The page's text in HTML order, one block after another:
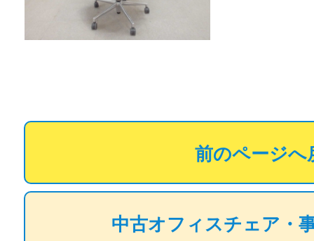
前のページへ
中古オフィスチェア・